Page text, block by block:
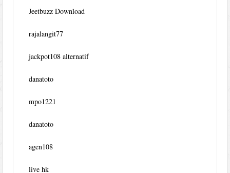
Jeetbuzz Download
rajalangit77
jackpot108 alternatif
danatoto
mpo1221
danatoto
agen108
live hk